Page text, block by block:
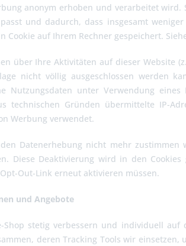
anonym erhoben und verarbeitet
und dadurch, dass insgesamt
Cookie auf Ihrem Rechner gespeichert.
über Ihre Aktivitäten auf dieser Website
nicht völlig ausgeschlossen werden
Nutzungsdaten unter Verwendung
technischen Gründen übermittelte IP-
Werbung verwendet.
Datenerhebung nicht mehr
Diese Deaktivierung wird in den
Out-Link erneut aktivieren müssen.
und Angebote
Shop stetig verbessern und individuell
deren Tracking Tools wir